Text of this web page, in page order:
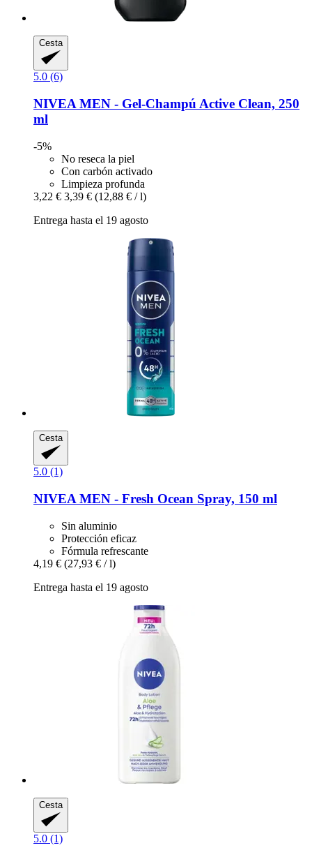
Cesta
5.0 (6)
NIVEA MEN -​ Gel-​Champú Active Clean, 250
ml
-5%
No reseca la piel
Con carbón activado
Limpieza profunda
3,22 € 3,39 € (12,88 € / l)
Entrega hasta el 19 agosto
Cesta
5.0 (1)
NIVEA MEN -​ Fresh Ocean Spray, 150 ml
Sin aluminio
Protección eficaz
Fórmula refrescante
4,19 € (27,93 € / l)
Entrega hasta el 19 agosto
Cesta
5.0 (1)